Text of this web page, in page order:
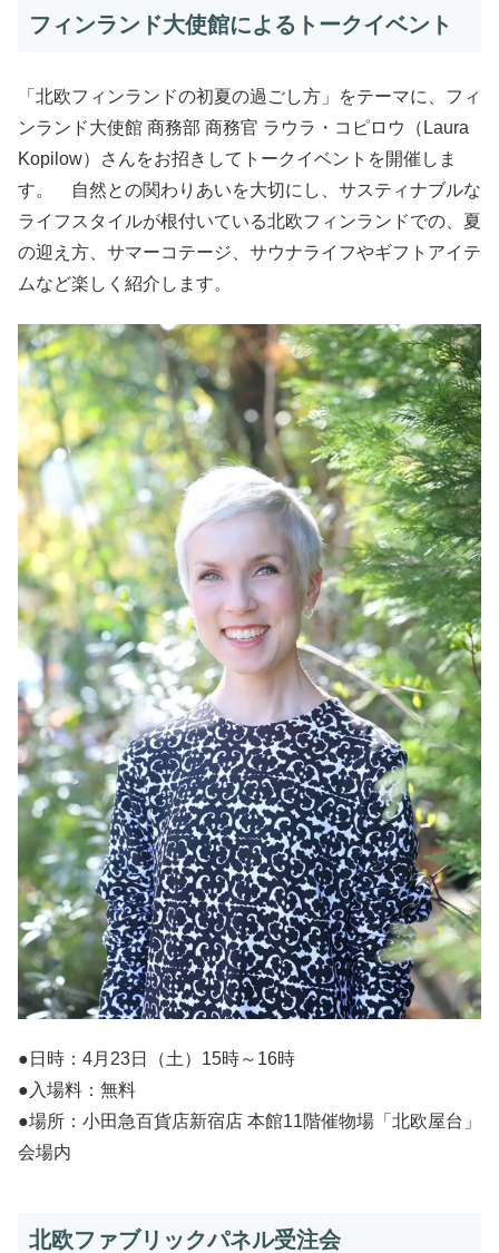
フィンランド大使館によるトークイベント
「北欧フィンランドの初夏の過ごし方」をテーマに、フィ
ンランド大使館 商務部 商務官 ラウラ・コピロウ（Laura
Kopilow）さんをお招きしてトークイベントを開催しま
す。 自然との関わりあいを大切にし、サスティナブルな
ライフスタイルが根付いている北欧フィンランドでの、夏
の迎え方、サマーコテージ、サウナライフやギフトアイテ
ムなど楽しく紹介します。
●日時：4月23日（土）15時～16時
●入場料：無料
●場所：小田急百貨店新宿店 本館11階催物場「北欧屋台」
会場内
北欧ファブリックパネル受注会